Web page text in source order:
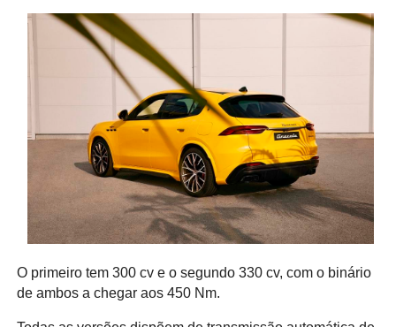
O primeiro tem 300 cv e o segundo 330 cv, com o binário
de ambos a chegar aos 450 Nm.